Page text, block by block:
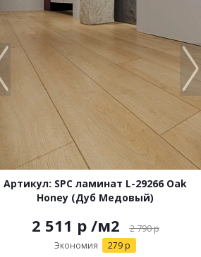
Артикул: SPC ламинат L-29266 Oak
Honey (Дуб Медовый)
2 511 р /м2 2 790р
Экономия 279 р